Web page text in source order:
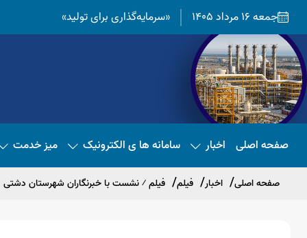
جمعه 16 مرداد 1405 «سرمایه‌گذاری برای تولید»
صفحه اصلی اخبار سامانه ها ی الکترونیک میز خدمت
صفحه اصلی اخبار فیلم فیلم ⁄ نشست با خبرنگاران شهرستان